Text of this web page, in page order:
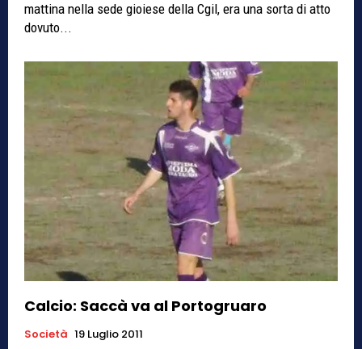
mattina nella sede gioiese della Cgil, era una sorta di atto
dovuto...
Calcio: Saccà va al Portogruaro
Società 19 Luglio 2011